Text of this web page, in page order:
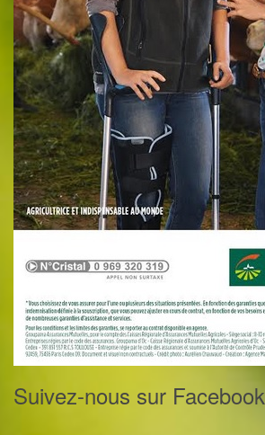
Suivez-nous sur Facebook